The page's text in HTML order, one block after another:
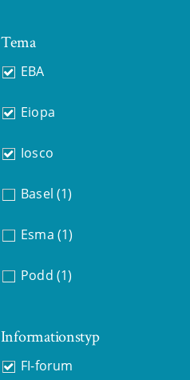
Tema
EBA
Eiopa
Iosco
Basel (1)
Esma (1)
Podd (1)
Informationstyp
FI-forum